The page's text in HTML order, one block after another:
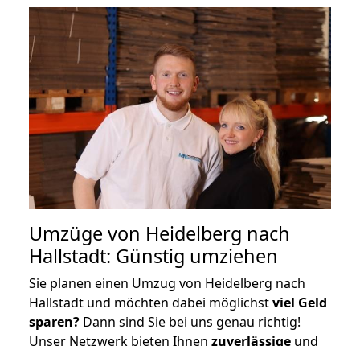
Umzüge von Heidelberg nach
Hallstadt: Günstig umziehen
Sie planen einen Umzug von Heidelberg nach
Hallstadt und möchten dabei möglichstviel Geld
sparen? Dann sind Sie bei uns genau richtig!
Unser Netzwerk bieten Ihnen zuverlässige und